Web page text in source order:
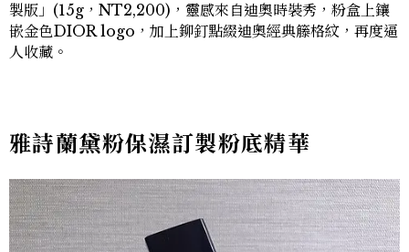
製版」(15g，NT2,200)，靈感來自迪奧時裝秀，粉盒上鑲
嵌金色DIOR logo，加上鉚釘點綴迪奧經典籐格紋，再度逼
人收藏。
雅詩蘭黛粉保濕訂製粉底精華